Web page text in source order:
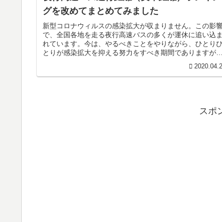
グを改めてまとめてみました
新型コロナウィルスの感染拡大が収まりません。この影
で、全国各地を走る夜行高速バスの多くが運休に追い込ま
れています。今は、やるべきことをやりながら、ひとりひ
とりが感染拡大を抑える努力をすべき期間でありますが、
スポ